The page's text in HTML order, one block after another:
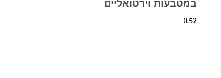
במטבעות וירטואליים